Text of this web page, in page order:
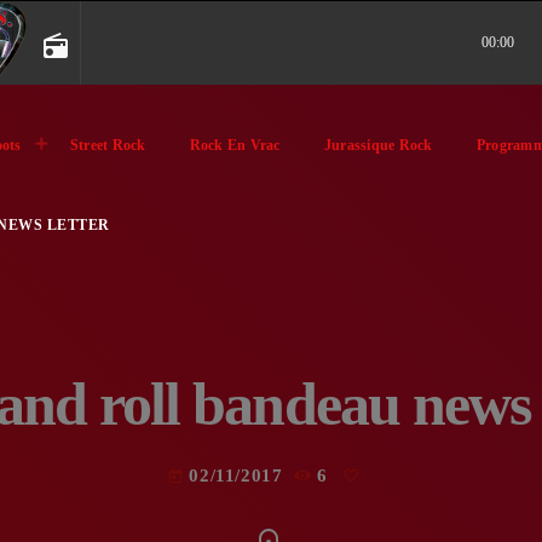
radio 00:00
Street Rock Rock En Vrac Jurassique Rock
LETTER
roll bandeau
02/11/2017 6